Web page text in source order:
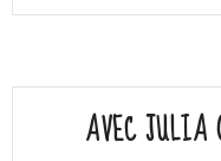
AVEC JULIA